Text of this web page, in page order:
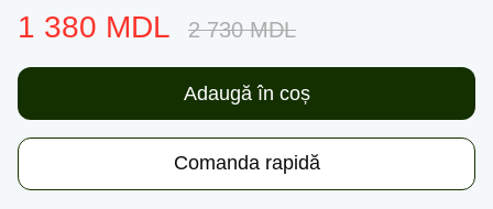
1 380 MDL 2 730 MDL
Adaugă în coș
Comanda rapidă